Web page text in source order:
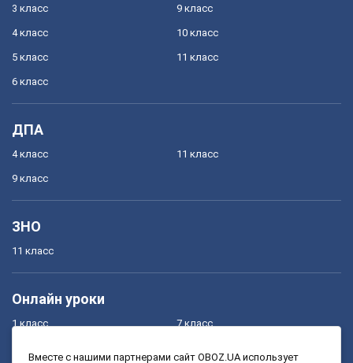
3 класс
4 класс
5 класс
6 класс
9 класс
10 класс
11 класс
ДПА
4 класс
9 класс
11 класс
ЗНО
11 класс
Онлайн уроки
1 класс 7 класс
Вместе с нашими партнерами сайт OBOZ.UA использует